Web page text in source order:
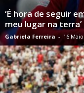
‘É hora de seguir
meu lugar na terra’
Gabriela Ferreira - 16